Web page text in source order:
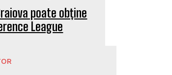
poate obține
League